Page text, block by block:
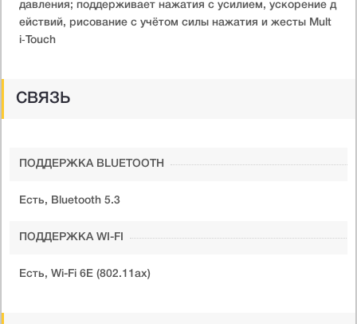
давления; поддерживает нажатия с усилием, ускорение д
ействий, рисование с учётом силы нажатия и жесты Mult
i‑Touch
СВЯЗЬ
ПОДДЕРЖКА BLUETOOTH
Есть, Bluetooth 5.3
ПОДДЕРЖКА WI-FI
Есть, Wi-Fi 6E (802.11ax)